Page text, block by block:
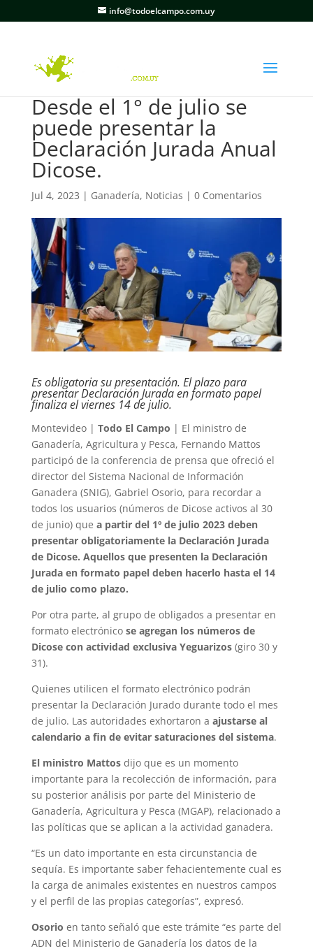
info@todoelcampo.com.uy
Desde el 1° de julio se
puede presentar la
Declaración Jurada Anual
Dicose.
Jul 4, 2023 | Ganadería, Noticias | 0 Comentarios
Es obligatoria su presentación. El plazo para
presentar Declaración Jurada en formato papel
finaliza el viernes 14 de julio.
Montevideo | Todo El Campo | El ministro de
Ganadería, Agricultura y Pesca, Fernando Mattos
participó de la conferencia de prensa que ofreció el
director del Sistema Nacional de Información
Ganadera (SNIG), Gabriel Osorio, para recordar a
todos los usuarios (números de Dicose activos al 30
de junio) que a partir del 1º de julio 2023 deben
presentar obligatoriamente la Declaración Jurada
de Dicose. Aquellos que presenten la Declaración
Jurada en formato papel deben hacerlo hasta el 14
de julio como plazo.
Por otra parte, al grupo de obligados a presentar en
formato electrónico se agregan los números de
Dicose con actividad exclusiva Yeguarizos(giro 30 y
31).
Quienes utilicen el formato electrónico podrán
presentar la Declaración Jurado durante todo el mes
de julio. Las autoridades exhortaron a ajustarse al
calendario a fin de evitar saturaciones del sistema.
El ministro Mattosdijo que es un momento
importante para la recolección de información, para
su posterior análisis por parte del Ministerio de
Ganadería, Agricultura y Pesca (MGAP), relacionado a
las políticas que se aplican a la actividad ganadera.
“Es un dato importante en esta circunstancia de
sequía. Es importante saber fehacientemente cual es
la carga de animales existentes en nuestros campos
y el perfil de las propias categorías”, expresó.
Osorio en tanto señaló que este trámite “es parte del
ADN del Ministerio de Ganadería los datos de la